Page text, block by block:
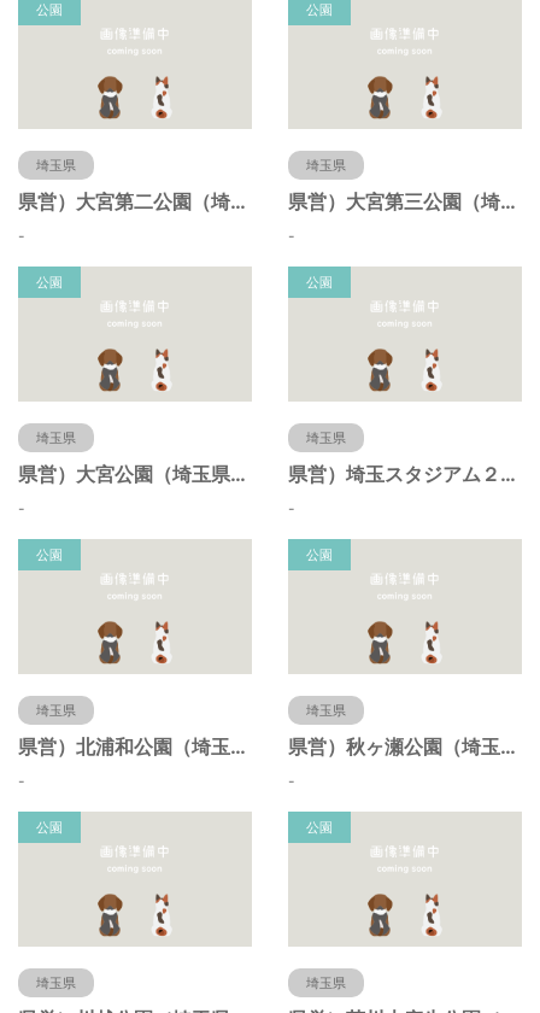
公園
埼玉県
県営）大宮第二公園（埼玉県さいたま市）
-
公園
埼玉県
県営）大宮第三公園（埼玉県さいたま市）
-
公園
埼玉県
県営）大宮公園（埼玉県さいたま市）
-
公園
埼玉県
県営）埼玉スタジアム２００２公園（埼玉県さいたま市）
-
公園
埼玉県
県営）北浦和公園（埼玉県さいたま市）
-
公園
埼玉県
県営）秋ヶ瀬公園（埼玉県さいたま市）
-
公園
埼玉県
公園
埼玉県